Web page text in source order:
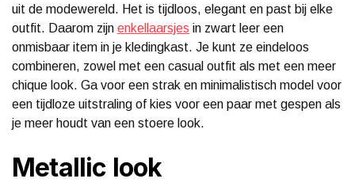
uit de modewereld. Het is tijdloos, elegant en past bij elke
outfit. Daarom zijn enkellaarsjes in zwart leer een
onmisbaar item in je kledingkast. Je kunt ze eindeloos
combineren, zowel met een casual outfit als met een meer
chique look. Ga voor een strak en minimalistisch model voor
een tijdloze uitstraling of kies voor een paar met gespen als
je meer houdt van een stoere look.
Metallic look